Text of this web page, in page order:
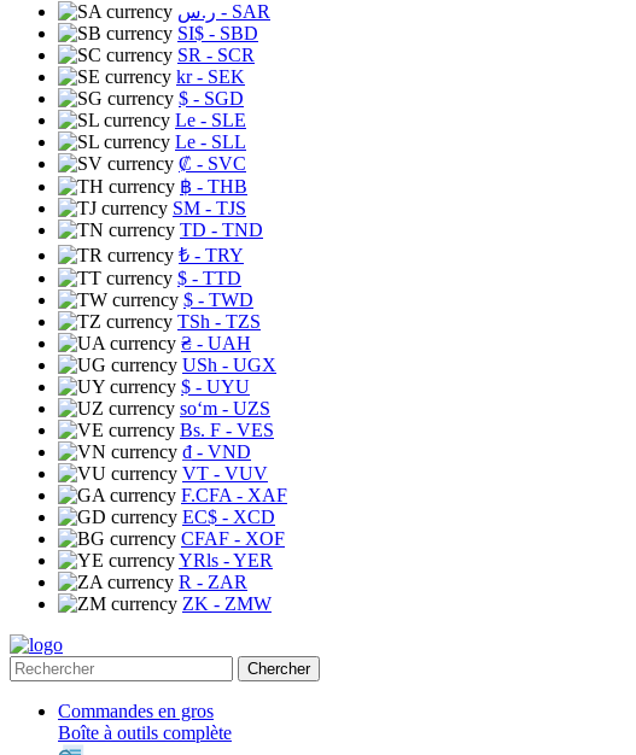
ر.س - SAR
SI$ - SBD
SR - SCR
kr- SEK
$ - SGD
Le - SLE
Le - SLL
₡ - SVC
฿ - THB
ЅМ - TJS
TD - TND
₺ - TRY
$ - TTD
$ - TWD
TSh - TZS
₴ - UAH
USh - UGX
$ - UYU
soʻm - UZS
Bs. F - VES
₫ - VND
VT - VUV
F.CFA - XAF
EC$ - XCD
CFAF - XOF
YRls - YER
R - ZAR
ZK - ZMW
Chercher
Commandes en gros
Boîte à outils complète